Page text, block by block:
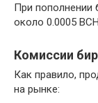
При пополнении
около 0.0005
Комиссии
Как правило,
на рынке: